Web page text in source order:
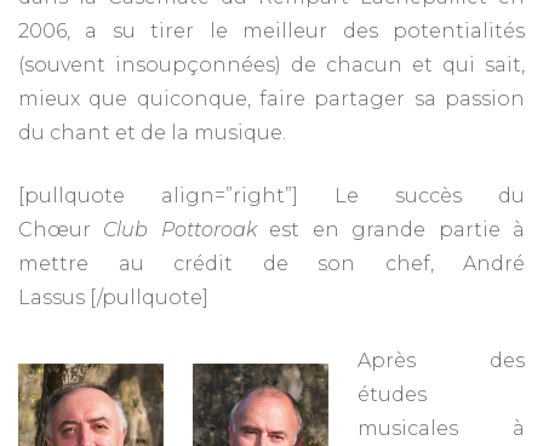
2006, a su tirer le meilleur des potentialités
(souvent insoupçonnées) de chacun et qui sait,
mieux que quiconque, faire partager sa passion
du chant et de la musique.
[pullquote align=”right”] Le succès du
Chœur Club Pottoroakest en grande partie à
mettre au crédit de son chef, André
Lassus [/pullquote]
Après des
études
musicales à